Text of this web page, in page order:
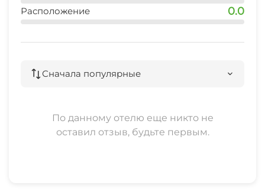
3 мин
10 мин
Расположение 0.0
Сначала популярные
По данному отелю еще никто не
оставил отзыв, будьте первым.